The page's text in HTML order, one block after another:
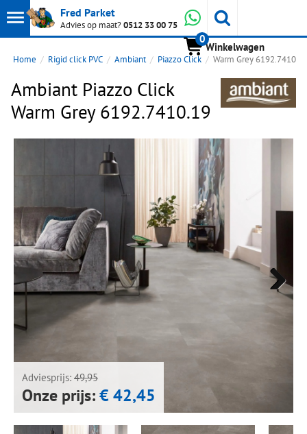
Toon
hoofdmenu
Fred Parket
Advies op maat?0512 33 00 75 Whatsapp
0
Winkelwagen
Home Rigid click PVC Ambiant Piazzo Click Warm Grey 6192.7410.19
Ambiant Piazzo Click
Warm Grey 6192.7410.19
Adviesprijs: 49,95
Onze prijs:€ 42,45